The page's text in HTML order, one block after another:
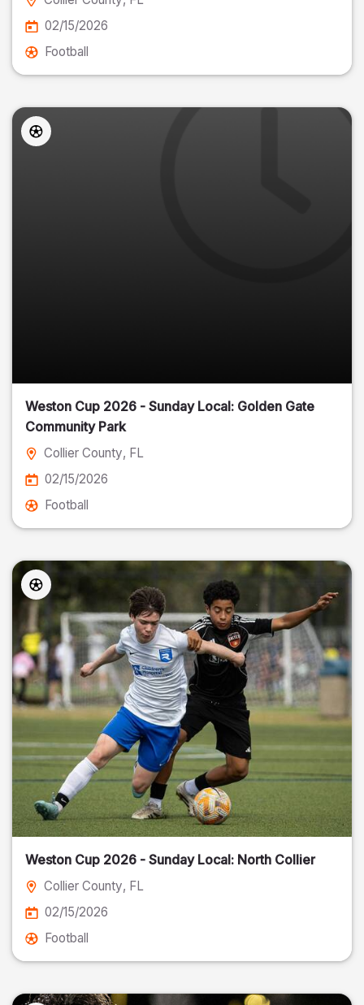
02/15/2026
Football
Weston Cup 2026 - Sunday Local: Golden Gate
Community Park
Collier County, FL
02/15/2026
Football
Weston Cup 2026 - Sunday Local: North Collier
Collier County, FL
02/15/2026
Football